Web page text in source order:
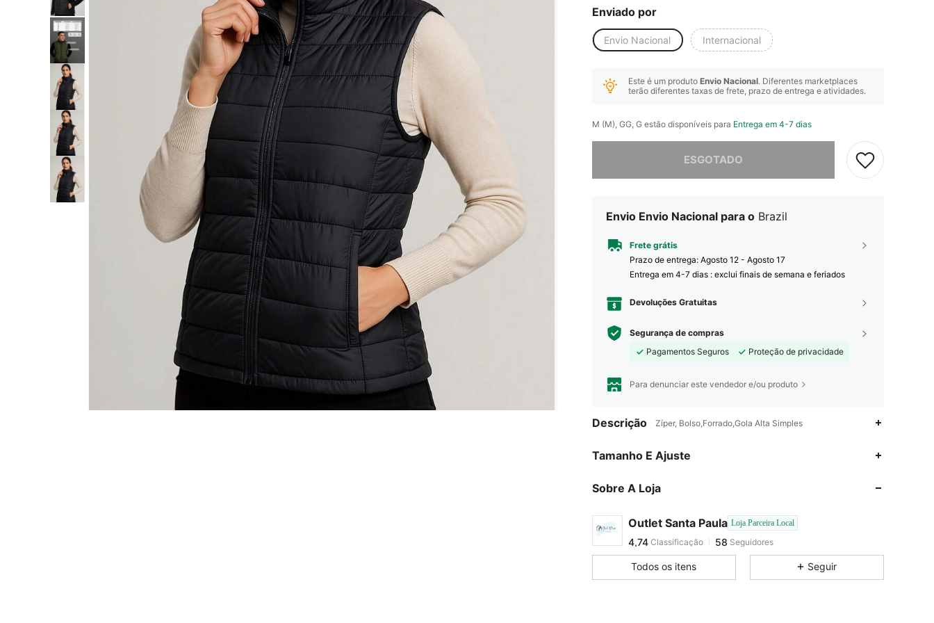
Enviado por
Envio Nacional Internacional
Este é um produto Envio Nacional. Diferentes marketplaces
terão diferentes taxas de frete, prazo de entrega e atividades.
M (M), GG, G estão disponíveis para Entrega em 4-7 dias
ESGOTADO
Desculpe, este produto está esgotado.
Envio Envio Nacional para o Brazil
Frete grátis
Prazo de entrega: Agosto 12 - Agosto 17
Entrega em 4-7 dias : exclui finais de semana e feriados
Devoluções Gratuitas
Segurança de compras
Pagamentos Seguros
Proteção de privacidade
Para denunciar este vendedor e/ou produto
Descrição Zíper, Bolso,Forrado,Gola Alta Simples
Tamanho E Ajuste
Sobre A Loja
Outlet Santa Paula Loja Parceira Local
4,74
4,74
4,74
58
m***aseguido1 dia atrás
4,74
58
4,74
58
Todos os itens Seguir